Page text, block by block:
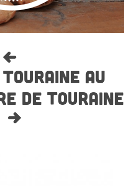
AU
DE TOURAINE